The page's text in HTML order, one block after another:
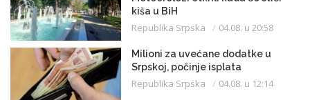
kiša u BiH
Republika Srpska 04.08. u 20:58
Milioni za uvećane dodatke u
Srpskoj, počinje isplata
Republika Srpska 04.08. u 12:14